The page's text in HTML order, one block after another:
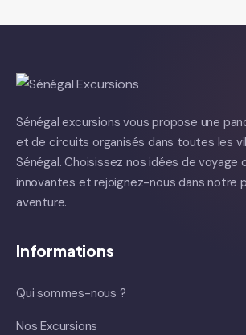
Sénégal excursions vous propose une
et de circuits organisés dans toutes les
Sénégal. Choisissez nos idées de voyage
innovantes et rejoignez-nous dans notre
aventure.
Informations
Qui sommes-nous ?
Nos Excursions